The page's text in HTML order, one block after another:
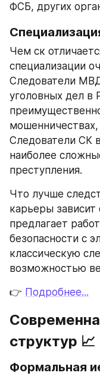
ФСБ, других
Чем ск
специализации
Следователи
уголовных дел в
мошенничествах,
Следователи СК
наиболее
преступления.
Что лучше
карьеры
предлагает
безопасности с
классическую
возможностью
👉 Подробнее...
структур 📈
Формальная